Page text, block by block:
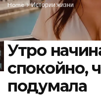
Home Истории жизни
Утро
спокойно,
подумала